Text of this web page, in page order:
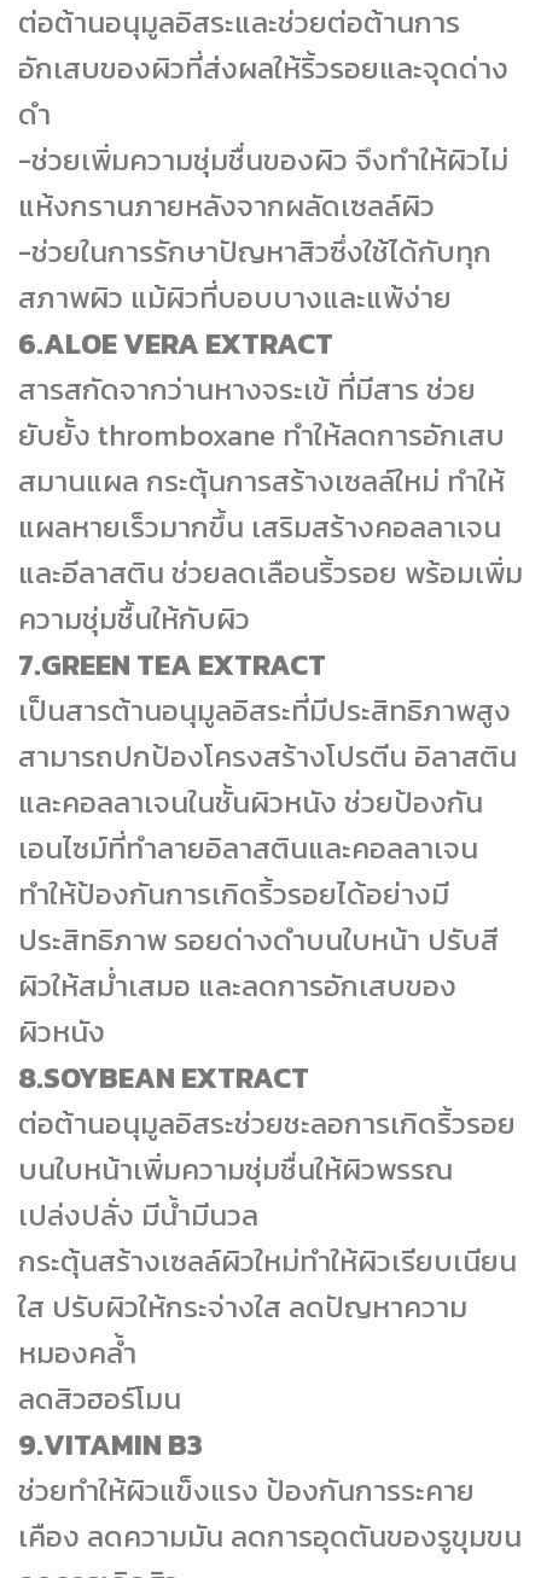
ต่อต้านอนุมูลอิสระและช่วยต่อต้านการ
อักเสบของผิวที่ส่งผลให้ริ้วรอยและจุดด่าง
ดำ
-ช่วยเพิ่มความชุ่มชื่นของผิว จึงทำให้ผิวไม่
แห้งกรานภายหลังจากผลัดเซลล์ผิว
-ช่วยในการรักษาปัญหาสิวซึ่งใช้ได้กับทุก
สภาพผิว แม้ผิวที่บอบบางและแพ้ง่าย
6.ALOE VERA EXTRACT
สารสกัดจากว่านหางจระเข้ ที่มีสาร ช่วย
ยับยั้ง thromboxane ทำให้ลดการอักเสบ
สมานแผล กระตุ้นการสร้างเซลล์ใหม่ ทำให้
แผลหายเร็วมากขึ้น เสริมสร้างคอลลาเจน
และอีลาสติน ช่วยลดเลือนริ้วรอย พร้อมเพิ่ม
ความชุ่มชื้นให้กับผิว
7.GREEN TEA EXTRACT
เป็นสารต้านอนุมูลอิสระที่มีประสิทธิภาพสูง
สามารถปกป้องโครงสร้างโปรตีน อิลาสติน
และคอลลาเจนในชั้นผิวหนัง ช่วยป้องกัน
เอนไซม์ที่ทำลายอิลาสตินและคอลลาเจน
ทำให้ป้องกันการเกิดริ้วรอยได้อย่างมี
ประสิทธิภาพ รอยด่างดำบนใบหน้า ปรับสี
ผิวให้สม่ำเสมอ และลดการอักเสบของ
ผิวหนัง
8.SOYBEAN EXTRACT
ต่อต้านอนุมูลอิสระช่วยชะลอการเกิดริ้วรอย
บนใบหน้าเพิ่มความชุ่มชื่นให้ผิวพรรณ
เปล่งปลั่ง มีน้ำมีนวล
กระตุ้นสร้างเซลล์ผิวใหม่ทำให้ผิวเรียบเนียน
ใส ปรับผิวให้กระจ่างใส ลดปัญหาความ
หมองคล้ำ
ลดสิวฮอร์โมน
9.VITAMIN B3
ช่วยทำให้ผิวแข็งแรง ป้องกันการระคาย
เคือง ลดความมัน ลดการอุดตันของรูขุมขน